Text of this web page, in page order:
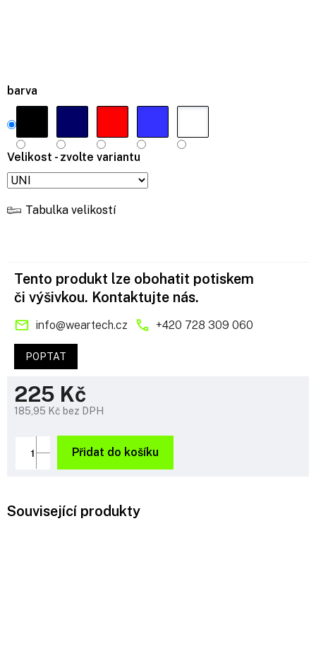
barva
Velikost - zvolte variantu
Tabulka velikostí
225 Kč
185,95 Kč bez DPH
cena:
Přidat do košíku
Tento produkt lze obohatit potiskem
či výšivkou. Kontaktujte nás.
info@weartech.cz +420 728 309 060
POPTAT
Související produkty